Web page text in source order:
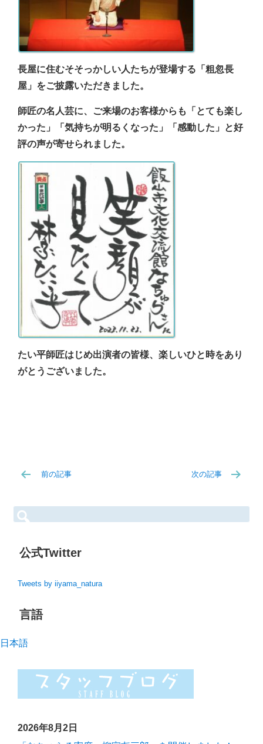
長屋に住むそそっかしい人たちが登場する「粗忽長
屋」をご披露いただきました。
師匠の名人芸に、ご来場のお客様からも「とても楽し
かった」「気持ちが明るくなった」「感動した」と好
評の声が寄せられました。
たい平師匠はじめ出演者の皆様、楽しいひと時をあり
がとうございました。
前の記事 次の記事
検
索:
公式Twitter
Tweets by iiyama_natura
言語
日本語
2026年8月2日